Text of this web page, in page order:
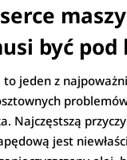
być
jeden z
Najczęstszą
jest